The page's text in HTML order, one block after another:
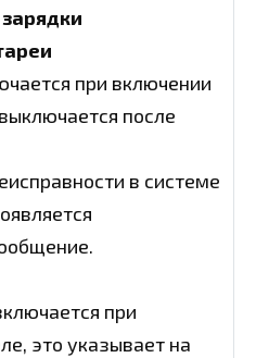
при включении
после
в системе
при
это указывает на